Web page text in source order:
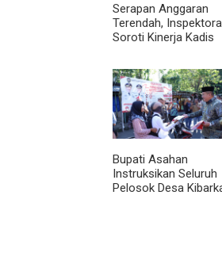
Serapan Anggaran
Terendah,
Soroti Kinerja Kadis
Bupati Asahan
Instruksikan Seluruh
Pelosok Desa